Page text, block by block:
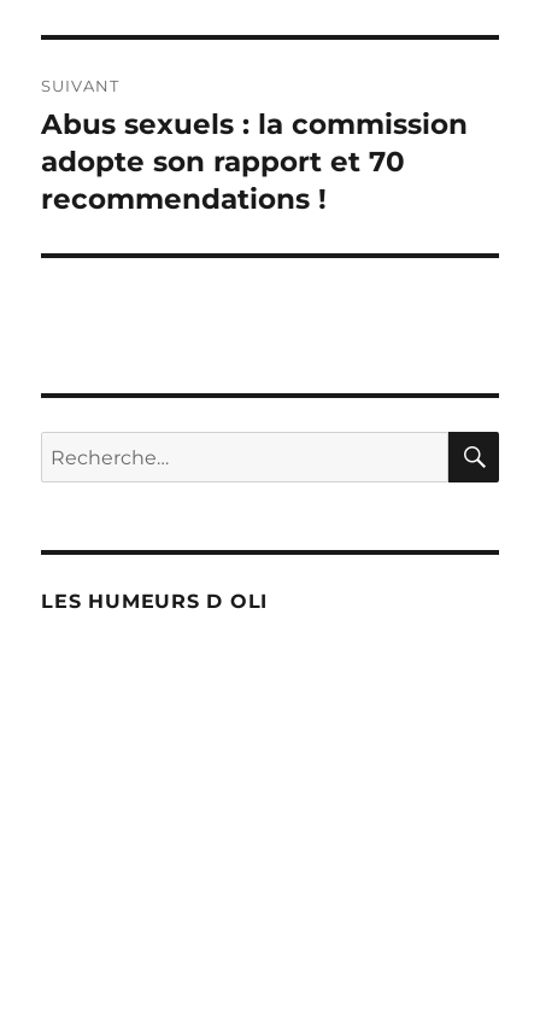
SUIVANT
Publication
suivante :
Abus sexuels : la commission
adopte son rapport et 70
recommendations !
Recherche
pour :
LES HUMEURS D OLI